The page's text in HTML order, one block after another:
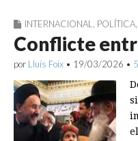
INTERNACIONAL, POLÍTICA,
Conflicte
por Lluís Foix • 19/03/2026 •